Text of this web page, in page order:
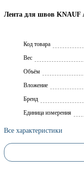
Лента для швов KNAUF
Код товара
Вес
Объём
Вложение
Брeнд
Единица измерения
Все характеристики